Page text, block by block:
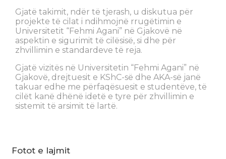
Gjatë takimit, ndër të tjerash, u diskutua për
projekte të cilat i ndihmojnë rrugëtimin e
Universitetit “Fehmi Agani” në Gjakovë në
aspektin e sigurimit të cilësisë, si dhe për
zhvillimin e standardeve të reja.
Gjatë vizitës në Universitetin “Fehmi Agani” në
Gjakovë, drejtuesit e KShC-së dhe AKA-së janë
takuar edhe me përfaqësuesit e studentëve, të
cilët kanë dhënë idetë e tyre për zhvillimin e
sistemit të arsimit të lartë.
Fotot e lajmit